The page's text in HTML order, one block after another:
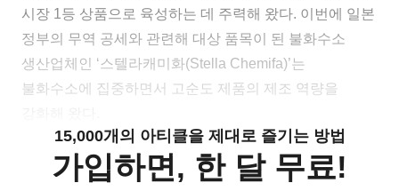
시장 1등 상품으로 육성하는 데 주력해 왔다. 이번에 일본
정부의 무역 공세와 관련해 대상 품목이 된 불화수소
생산업체인 ‘스텔라캐미화(Stella Chemifa)’는
불화수소에 집중하면서 고순도 제품의 제조 역량을
15,000개의 아티클을 제대로 즐기는 방법
가입하면, 한 달 무료!